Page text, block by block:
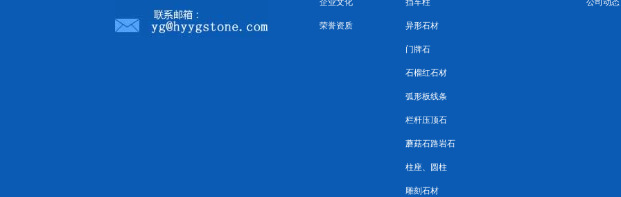
企业文化
荣誉资质
挡车柱
异形石材
门牌石
石榴红石材
弧形板线条
栏杆压顶石
蘑菇石路岩石
柱座、圆柱
雕刻石材
公司动态